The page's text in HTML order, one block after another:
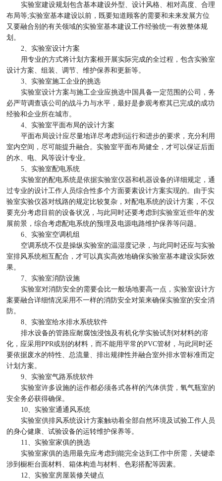
实验室建设规划包含基本建设外型、设计风格、相对高度、合理
布局等;实验室基本建设以前，既要知道顾客的需要和未来发展方位
又要融合别的有关领域的实验室基本建设工作经验统一有效整体规
划。
2、实验室设计方案
用专业的方式将计划方案根开展实际完成的全过程，包含实验室
设计方案、组装、调节、维护保养和更新等。
3、实验室施工企业的挑选
实验室设计方案与施工企业应挑选中国具备一定范围的公司，务
必严苛调查该公司的战斗力与水平，最好是参观考察其已完成的成功
经验和企业所在城市。
4、实验室平面布局的设计方案
平面布局设计应尽量地详尽考虑到运行和进步的要求，充分利用
室内空间，尽可能提升融合。实验室平面布局健全，才可以保证后面
的水、电、风等设计专业。
5、实验室配电系统
实验室的配电系统是依据实验室仪器和机器设备的详细规定，通
过专业的设计工作人员综合性多个方面要素设计方案实现的。由于实
验室实验仪器对线路的规定比较复杂，对配电系统的设计方案，不仅
要充分考虑目前的设备状况，与此同时还要考虑到实验室近些年的发
展前景，综合考虑配电系统的预埋及电源电路维护保养等问题。
6、实验室空调机组
空调系统不仅是操纵实验室的温湿度记录，与此同时还应与实验
室排风系统相互配合，才可以真实高效地确保实验室基本建设实际效
果。
7、实验室消防设施
实验室对消防安全的需要会比一般场地要高一点，实验室设计方
案要融合详细情况采用不一样的消防安全对策来确保实验室的安全消
防。
8、实验室给水排水系统软件
排水设备的管路应耐腐蚀浸蚀及有机化学实验试剂对材料的溶
化，应采用PPR或别的材料，而不能用平常的PVC管材，与此同时还
要依据废水的特性、总流量、排出规律性并融合室外排水管标准而定
计划方案。
9、实验室气路系统软件
实验室许多设施的运作都必须各式各样的汽体供货，氧气瓶室的
安全务必获得确保。
10、实验室通通风系统
实验室供排风系统设计方案触动着全部自然环境及试验工作人员
的身心健康、试验设备的运转维护保养等。
11、实验室家俱的挑选
实验室家俱的选用最先应考虑到能完全达到工作中所需，关键牵
涉到橱柜台面材料、箱体构造与材料、色彩搭配等因素。
12、实验室房屋装修关键点